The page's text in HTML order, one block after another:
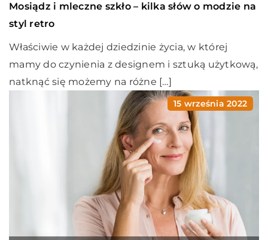
Mosiądz i mleczne szkło – kilka słów o modzie na
styl retro
Właściwie w każdej dziedzinie życia, w której
mamy do czynienia z designem i sztuką użytkową,
natknąć się możemy na różne […]
15 września 2022